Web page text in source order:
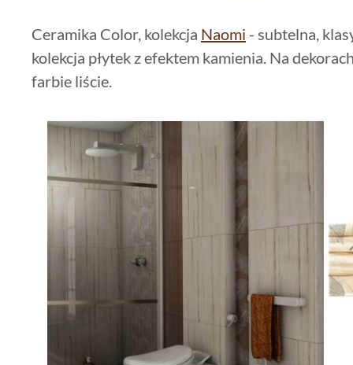
Ceramika Color, kolekcja Naomi - subtelna,
kolekcja płytek z efektem kamienia. Na
farbie liście.